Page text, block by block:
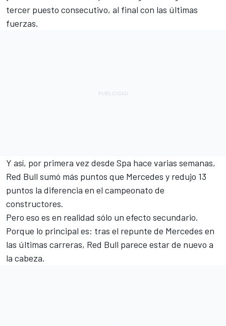
tercer puesto consecutivo, al final con las últimas
fuerzas.
Y así, por primera vez desde Spa hace varias semanas,
Red Bull sumó más puntos que Mercedes y redujo 13
puntos la diferencia en el campeonato de
constructores.
Pero eso es en realidad sólo un efecto secundario.
Porque lo principal es: tras el repunte de Mercedes en
las últimas carreras, Red Bull parece estar de nuevo a
la cabeza.